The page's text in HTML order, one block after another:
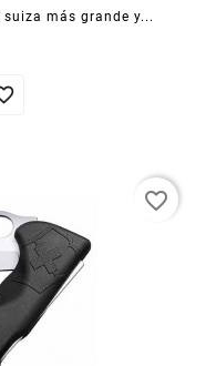
más grande y...
favorite_border